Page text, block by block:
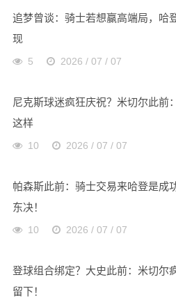
追梦曾谈：骑士若想赢高端局，哈
现
5 2026 / 07 / 07
尼克斯球迷疯狂庆祝？米切尔此前
这样
10 2026 / 07 / 07
帕森斯此前：骑士交易来哈登是成
东决！
10 2026 / 07 / 07
登球组合绑定？大史此前：米切尔
留下！